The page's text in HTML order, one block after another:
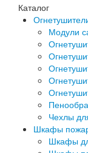
Каталог
Модули
Чехлы
Шкафы
Шкафы